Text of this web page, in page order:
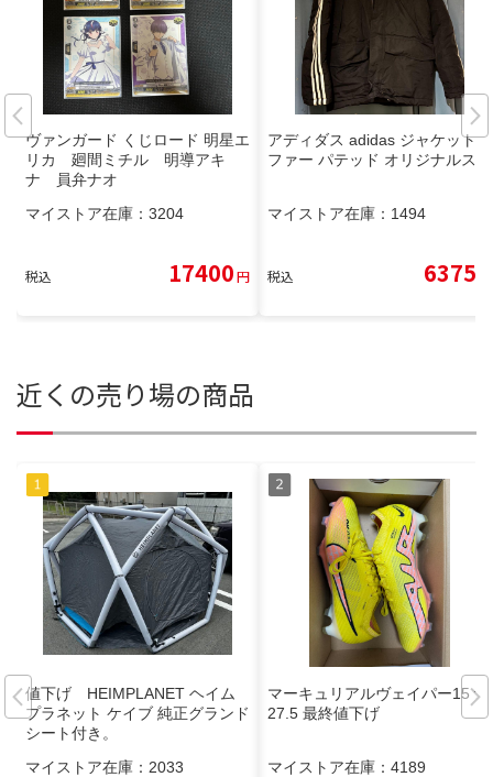
ヴァンガード くじロード 明星エ
リカ 廻間ミチル 明導アキ
ナ 員弁ナオ
マイストア在庫： 3204
税込 17400円
アディダス adidas ジャケット
ファー パテッド オリジナルス
マイストア在庫： 1494
税込 6375
近くの売り場の商品
値下げ HEIMPLANET ヘイム
プラネット ケイブ 純正グランド
シート付き。
マイストア在庫： 2033
マーキュリアルヴェイパー15 fg
27.5 最終値下げ
マイストア在庫： 4189